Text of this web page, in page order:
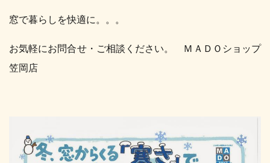
窓で暮らしを快適に。。。
お気軽にお問合せ・ご相談ください。 ＭＡＤＯショップ
笠岡店